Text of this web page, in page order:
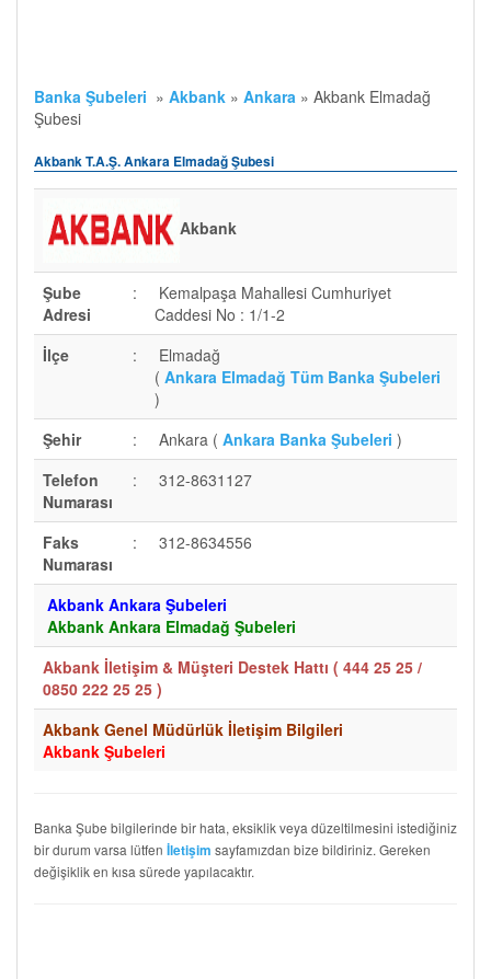
Banka Şubeleri » Akbank » Ankara » Akbank Elmadağ
Şubesi
Akbank T.A.Ş. Ankara Elmadağ Şubesi
Akbank
Şube
Adresi
:
Kemalpaşa Mahallesi Cumhuriyet
Caddesi No : 1/1-2
İlçe
:
Elmadağ
( Ankara Elmadağ Tüm Banka Şubeleri
)
Şehir
: Ankara ( Ankara Banka Şubeleri )
Telefon
Numarası
: 312-8631127
Faks
Numarası
: 312-8634556
Akbank Ankara Şubeleri
Akbank Ankara Elmadağ Şubeleri
Akbank İletişim & Müşteri Destek Hattı ( 444 25 25 /
0850 222 25 25 )
Akbank Genel Müdürlük İletişim Bilgileri
Akbank Şubeleri
Banka Şube bilgilerinde bir hata, eksiklik veya düzeltilmesini istediğiniz
bir durum varsa lütfen İletişim sayfamızdan bize bildiriniz. Gereken
değişiklik en kısa sürede yapılacaktır.